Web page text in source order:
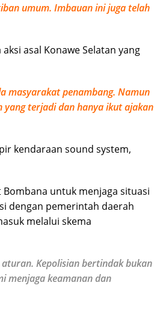
umum. Imbauan ini juga telah
asal Konawe Selatan yang
masyarakat penambang. Namun
yang terjadi dan hanya ikut ajakan
kendaraan sound system,
untuk menjaga situasi
dengan pemerintah daerah
melalui skema
Kepolisian bertindak bukan
menjaga keamanan dan